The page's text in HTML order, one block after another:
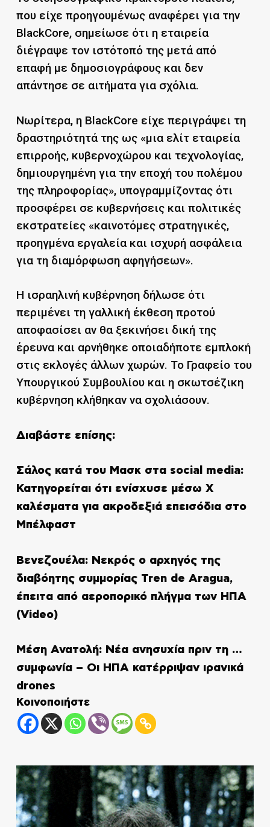
που είχε προηγουμένως αναφέρει για την
BlackCore, σημείωσε ότι η εταιρεία
διέγραψε τον ιστότοπό της μετά από
επαφή με δημοσιογράφους και δεν
απάντησε σε αιτήματα για σχόλια.
Νωρίτερα, η BlackCore είχε περιγράψει τη
δραστηριότητά της ως «μια ελίτ εταιρεία
επιρροής, κυβερνοχώρου και τεχνολογίας,
δημιουργημένη για την εποχή του πολέμου
της πληροφορίας», υπογραμμίζοντας ότι
προσφέρει σε κυβερνήσεις και πολιτικές
εκστρατείες «καινοτόμες στρατηγικές,
προηγμένα εργαλεία και ισχυρή ασφάλεια
για τη διαμόρφωση αφηγήσεων».
Η ισραηλινή κυβέρνηση δήλωσε ότι
περιμένει τη γαλλική έκθεση προτού
αποφασίσει αν θα ξεκινήσει δική της
έρευνα και αρνήθηκε οποιαδήποτε εμπλοκή
στις εκλογές άλλων χωρών. Το Γραφείο του
Υπουργικού Συμβουλίου και η σκωτσέζικη
κυβέρνηση κλήθηκαν να σχολιάσουν.
Διαβάστε επίσης:
Σάλος κατά του Μασκ στα social media:
Κατηγορείται ότι ενίσχυσε μέσω Χ
καλέσματα για ακροδεξιά επεισόδια στο
Μπέλφαστ
Βενεζουέλα: Νεκρός ο αρχηγός της
διαβόητης συμμορίας Tren de Aragua,
έπειτα από αεροπορικό πλήγμα των ΗΠΑ
(Video)
Μέση Ανατολή: Νέα ανησυχία πριν τη …
συμφωνία – Οι ΗΠΑ κατέρριψαν ιρανικά
drones
Κοινοποιήστε